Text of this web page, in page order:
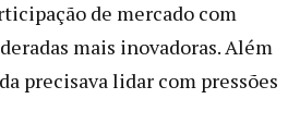
de mercado com
mais inovadoras. Além
precisava lidar com pressões